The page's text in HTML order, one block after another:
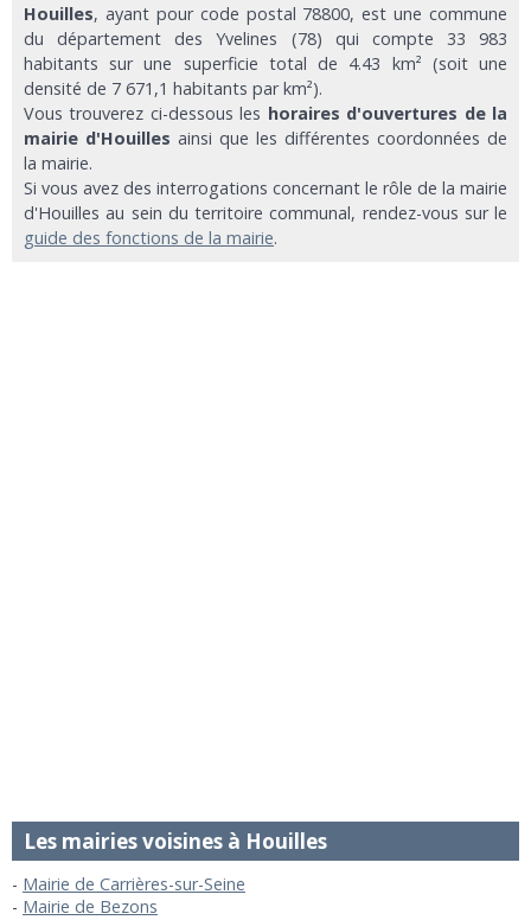
Houilles, ayant pour code postal 78800, est une commune
du département des Yvelines (78) qui compte 33 983
habitants sur une superficie total de 4.43 km² (soit une
densité de 7 671,1 habitants par km²).
Vous trouverez ci-dessous les horaires d'ouvertures de la
mairie d'Houilles ainsi que les différentes coordonnées de
la mairie.
Si vous avez des interrogations concernant le rôle de la mairie
d'Houilles au sein du territoire communal, rendez-vous sur le
guide des fonctions de la mairie.
Les mairies voisines à Houilles
Mairie de Carrières-sur-Seine
Mairie de Bezons